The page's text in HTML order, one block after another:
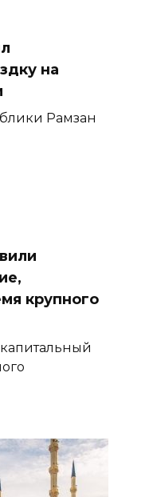
на
Рамзан
крупного